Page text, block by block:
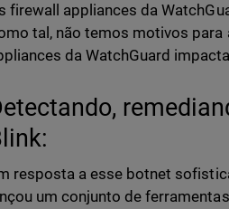
firewall appliances da
tal, não temos motivos
da WatchGuard
resposta a esse botnet
um conjunto de